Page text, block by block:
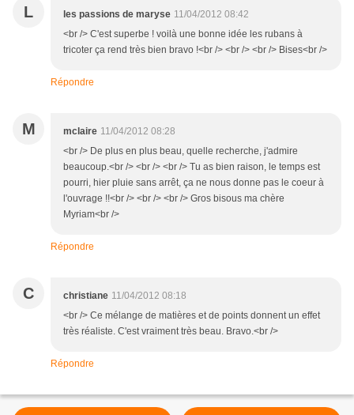
L les passions de maryse 11/04/2012 08:42
<br /> C'est superbe ! voilà une bonne idée les rubans à
tricoter ça rend très bien bravo !<br /> <br /> <br /> Bises<br />
Répondre
M mclaire 11/04/2012 08:28
<br /> De plus en plus beau, quelle recherche, j'admire
beaucoup.<br /> <br /> <br /> Tu as bien raison, le temps est
pourri, hier pluie sans arrêt, ça ne nous donne pas le coeur à
l'ouvrage !!<br /> <br /> <br /> Gros bisous ma chère
Myriam<br />
Répondre
C christiane 11/04/2012 08:18
<br /> Ce mélange de matières et de points donnent un effet
très réaliste. C'est vraiment très beau. Bravo.<br />
Répondre